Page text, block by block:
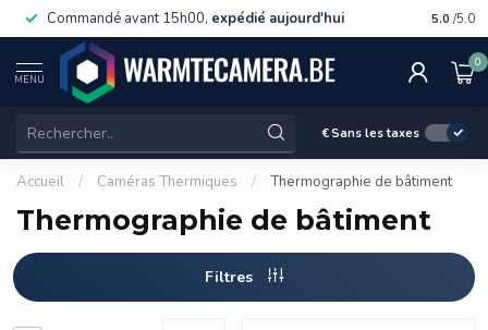
Commandé avant 15h00, expédié aujourd'hui 5.0 /5.0
MENU
0
€Sans les taxes
Accueil / Caméras Thermiques / Thermographie de bâtiment
Thermographie de bâtiment
Filtres